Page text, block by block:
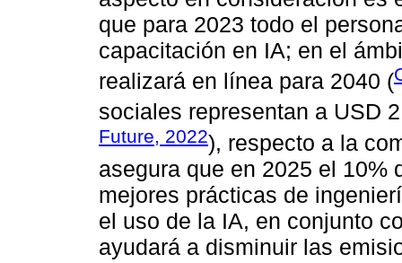
que para 2023 todo el
capacitación en IA; en el
realizará en línea para 2040 (
sociales representan a USD
Future, 2022), respecto a la
asegura que en 2025 el 10%
mejores prácticas de
el uso de la IA, en conjunto
ayudará a disminuir las